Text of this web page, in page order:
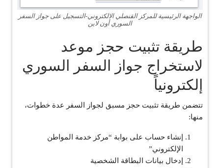
الواجهة الرئيسية للمركز القنصلي الالكتروني-التسجيل على جواز السفر
السوري أون لاين
طريقة تثبيت حجز موعد
لاستخراج جواز السفر السوري
إلكترونياً
تتضمن طريقة تثبيت حجز مسبق لجواز السفر عدة خطوات،
منها:
إنشاء حساب على بوابة “مركز خدمة المواطن
الإلكتروني”
إدخال بيانات البطاقة الشخصية